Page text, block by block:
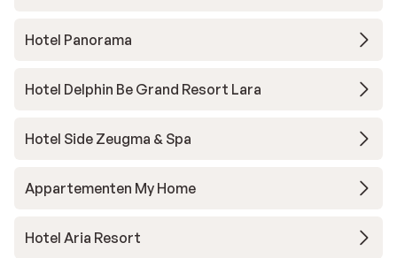
Hotel Panorama
Hotel Delphin Be Grand Resort Lara
Hotel Side Zeugma & Spa
Appartementen My Home
Hotel Aria Resort